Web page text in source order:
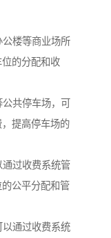
楼等商业场所
的分配和收
共停车场，可
提高停车场的
过收费系统管
公平分配和管
通过收费系统